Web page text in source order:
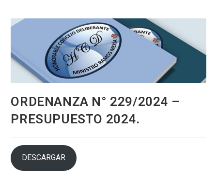
ORDENANZA N° 229/2024 –
PRESUPUESTO 2024.
DESCARGAR